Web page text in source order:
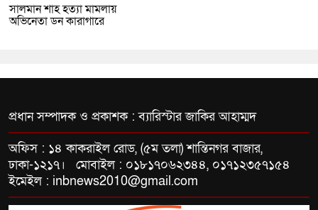
সালমান শাহ হত্যা মামলায়
অভিনেতা ডন কারাগারে
প্রধান সম্পাদক ও প্রকাশক : ব্যারিস্টার জাকির আহাম্মদ
অফিস : ১৪ কাকরাইল রোড, (৫ম তলা) শান্তিনগর বাজার,
ঢাকা-১২১৭। মোবাইল : ০১৮১৭০৬২৩৪৪, ০১৭১২৩৫৭১৫৪
ইমেইল : inbnews2010@gmail.com